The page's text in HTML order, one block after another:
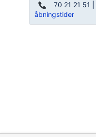
70 21 21 51 |
åbningstider